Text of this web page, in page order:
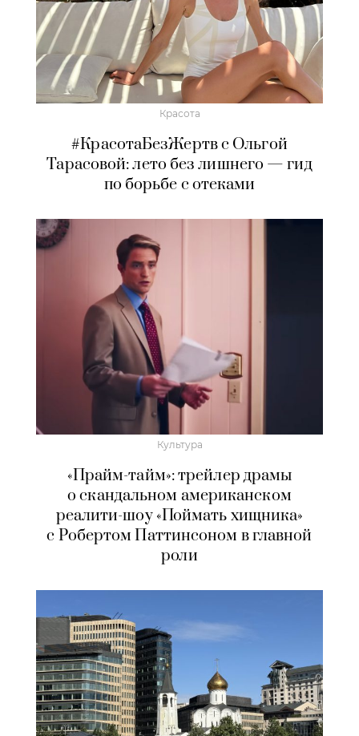
Красота
#КрасотаБезЖертв с Ольгой
Тарасовой: лето без лишнего — гид
по борьбе с отеками
Культура
«Прайм-тайм»: трейлер драмы
о скандальном американском
реалити-шоу «Поймать хищника»
с Робертом Паттинсоном в главной
роли